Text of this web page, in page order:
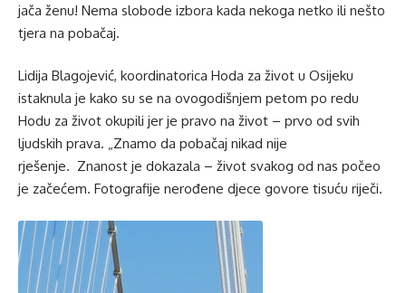
jača ženu! Nema slobode izbora kada nekoga netko ili nešto
tjera na pobačaj.
Lidija Blagojević, koordinatorica Hoda za život u Osijeku
istaknula je kako su se na ovogodišnjem petom po redu
Hodu za život okupili jer je pravo na život – prvo od svih
ljudskih prava. „Znamo da pobačaj nikad nije
rješenje. Znanost je dokazala – život svakog od nas počeo
je začećem. Fotografije nerođene djece govore tisuću riječi.